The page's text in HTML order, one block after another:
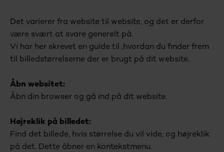
Det varierer fra website til website, og det er derfor
være svært at svare generelt på.
Vi har her skrevet en guide til ,hvordan du finder frem
til billedstørrelserne der er brugt på dit website.
Åbn websitet:
Åbn din browser og gå ind på dit website.
Højreklik på billedet:
Find det billede, hvis størrelse du vil vide, og højreklik
på det. Dette åbner en kontekstmenu.